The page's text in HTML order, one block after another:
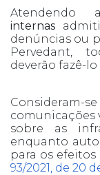
internas
denúncias ou
Pervedant,
deverão fazê-lo
comunicações
sobre as
enquanto
para os
93/2021, de 20